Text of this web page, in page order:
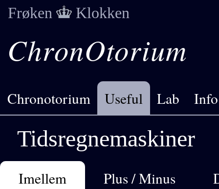
Frøken Klokken
ChronOtorium
Chronotorium Useful Lab Info
Tidsregnemaskiner
Imellem Plus / Minus